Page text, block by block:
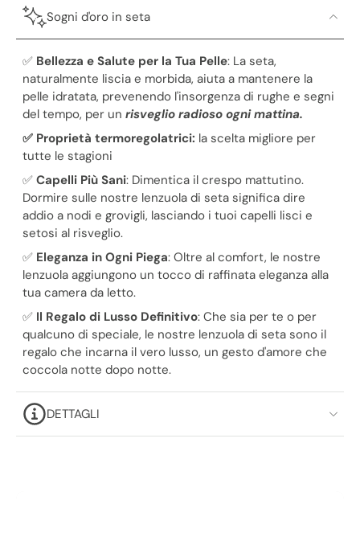
Sogni d'oro in seta
✅ Bellezza e Salute per la Tua Pelle: La seta,
naturalmente liscia e morbida, aiuta a mantenere la
pelle idratata, prevenendo l'insorgenza di rughe e segni
del tempo, per un risveglio radioso ogni mattina.
✅ Proprietà termoregolatrici: la scelta migliore per
tutte le stagioni
✅ Capelli Più Sani: Dimentica il crespo mattutino.
Dormire sulle nostre lenzuola di seta significa dire
addio a nodi e grovigli, lasciando i tuoi capelli lisci e
setosi al risveglio.
✅ Eleganza in Ogni Piega: Oltre al comfort, le nostre
lenzuola aggiungono un tocco di raffinata eleganza alla
tua camera da letto.
✅ Il Regalo di Lusso Definitivo: Che sia per te o per
qualcuno di speciale, le nostre lenzuola di seta sono il
regalo che incarna il vero lusso, un gesto d'amore che
coccola notte dopo notte.
DETTAGLI